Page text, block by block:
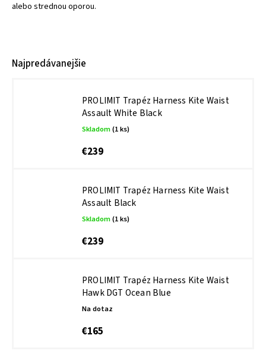
alebo strednou oporou.
Najpredávanejšie
PROLIMIT Trapéz Harness Kite Waist
Assault White Black
Skladom(1 ks)
€239
PROLIMIT Trapéz Harness Kite Waist
Assault Black
Skladom(1 ks)
€239
PROLIMIT Trapéz Harness Kite Waist
Hawk DGT Ocean Blue
Na dotaz
€165